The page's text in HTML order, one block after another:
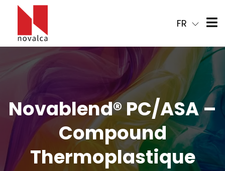
FR
Novablend® PC/ASA –
Compound
Thermoplastique